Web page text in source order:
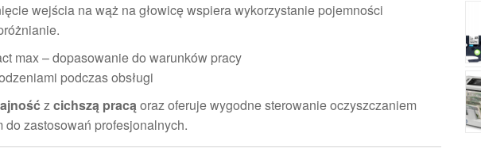
wejścia na wąż na głowicę wspiera wykorzystanie pojemności
max – dopasowanie do warunków pracy
podczas obsługi
zcichszą pracąoraz oferuje wygodne sterowanie oczyszczaniem
do zastosowań profesjonalnych.